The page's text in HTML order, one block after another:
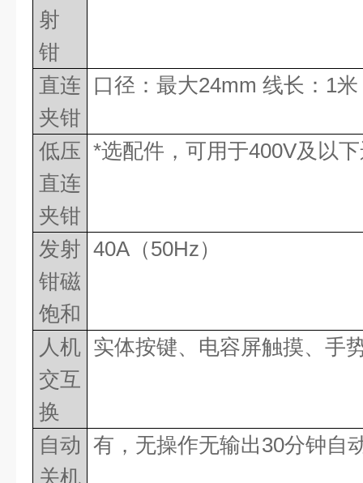
射
钳
直连
夹钳
口径：最大24mm 线长： 1米
低压
直连
夹钳
*选配件，可用于400V及以
发射
钳磁
饱和
40A （50Hz）
人机
交互
换
实体按键、电容屏触摸、手
自动
关机
有，无操作无输出30分钟自